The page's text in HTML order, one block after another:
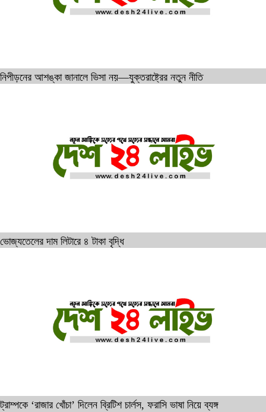
নিপীড়নের আশঙ্কা জানালে ভিসা নয়—যুক্তরাষ্ট্রের নতুন নীতি
ভোজ্যতেলের দাম লিটারে ৪ টাকা বৃদ্ধি
ট্রাম্পকে ‘রাজার খোঁচা’ দিলেন ব্রিটিশ চার্লস, ফরাসি ভাষা নিয়ে ব্যঙ্গ